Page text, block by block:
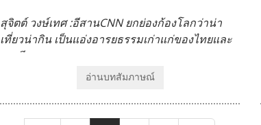
สุจิตต์ วงษ์เทศ :อีสานCNN ยกย่องก้องโลกว่าน่า
เที่ยวน่ากิน เป็นแอ่งอารยธรรมเก่าแก่ของไทยและ
อาเซียน
อ่านบทสัมภาษณ์